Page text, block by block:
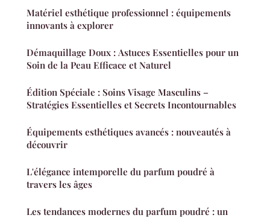
Matériel esthétique professionnel : équipements
innovants à explorer
Démaquillage Doux : Astuces Essentielles pour un
Soin de la Peau Efficace et Naturel
Édition Spéciale : Soins Visage Masculins –
Stratégies Essentielles et Secrets Incontournables
Équipements esthétiques avancés : nouveautés à
découvrir
L'élégance intemporelle du parfum poudré à
travers les âges
Les tendances modernes du parfum poudré : un